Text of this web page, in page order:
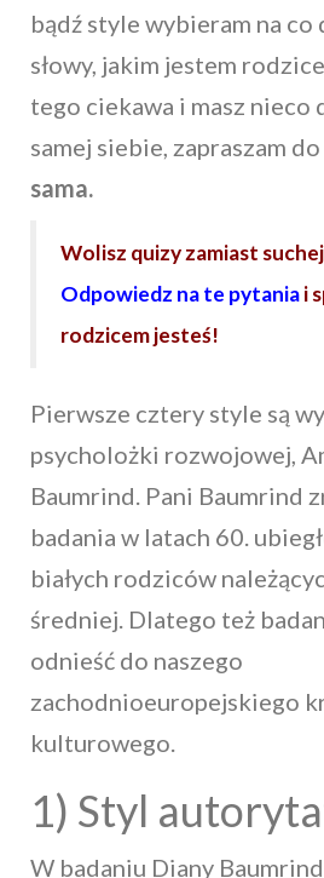
bądź style wybieram na co
słowy, jakim jestem
tego ciekawa i masz nieco
samej siebie, zapraszam
sama.
Wolisz quizy zamiast
Odpowiedz na te pytaniai
rodzicem jesteś!
Pierwsze cztery style są
psycholożki rozwojowej,
Baumrind. Pani Baumrind
badania w latach 60.
białych rodziców
średniej. Dlatego też
odnieść do naszego
zachodnioeuropejskiego
kulturowego.
1) Styl
W badaniu Diany